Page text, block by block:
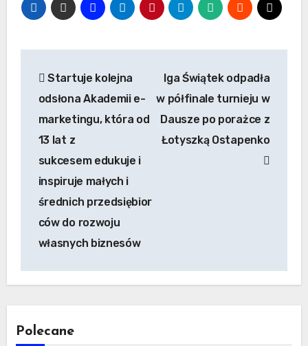
wpisu
Startuje kolejna
odsłona Akademii e-
marketingu, która od
13 lat z
sukcesem edukuje i
inspiruje małych i
średnich przedsiębior
ców do rozwoju
własnych biznesów
Iga Świątek odpadła
w półfinale turnieju w
Dausze po porażce z
Łotyszką Ostapenko
Polecane